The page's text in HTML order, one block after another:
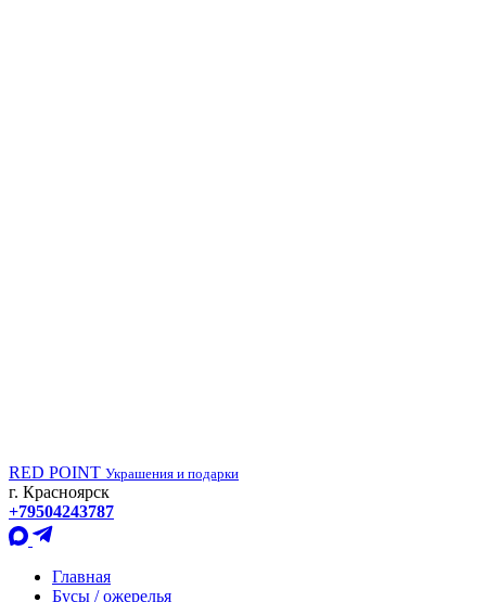
RED POINT Украшения и подарки
г. Красноярск
+79504243787
Главная
Бусы / ожерелья